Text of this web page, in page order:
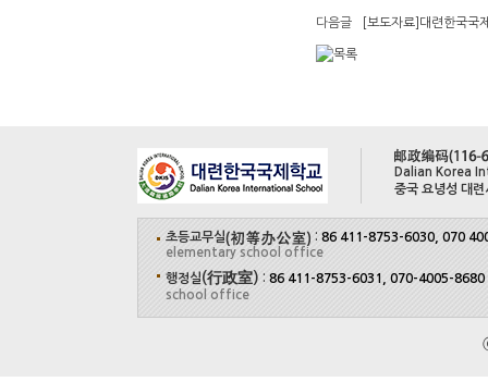
다음글 [보도자료]대련한국국
Dalian Korea
중국 요녕성 대
초등교무실 : 86 411-8753-6030, 070
elementary school office
행정실(行政室) : 86 411-8753-6031, 070-4005-8680
school office